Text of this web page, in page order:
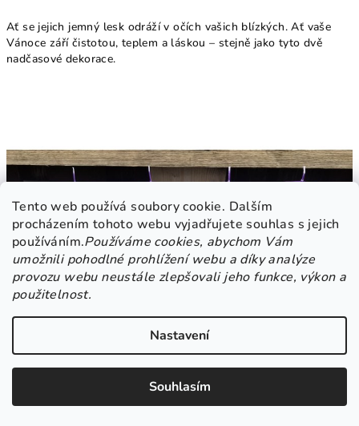
Tento web používá soubory cookie. Dalším
procházením tohoto webu vyjadřujete souhlas s jejich
používáním.Používáme cookies, abychom Vám
umožnili pohodlné prohlížení webu a díky analýze
provozu webu neustále zlepšovali jeho funkce, výkon a
použitelnost.
Nastavení
Souhlasím
Ať se jejich jemný lesk odráží v očích vašich blízkých. Ať vaše
Vánoce září čistotou, teplem a láskou – stejně jako tyto dvě
nadčasové dekorace.